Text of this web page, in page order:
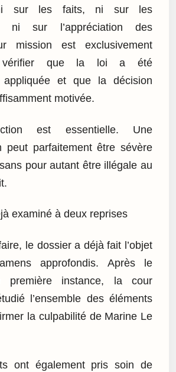
ni sur les faits, ni sur les
ni sur l’appréciation des
mission est exclusivement
vérifier que la loi a été
appliquée et que la décision
motivée.
est essentielle. Une
peut parfaitement être sévère
pour autant être illégale au
examiné à deux reprises
le dossier a déjà fait l’objet
approfondis. Après le
première instance, la cour
l’ensemble des éléments
la culpabilité de Marine Le
ont également pris soin de